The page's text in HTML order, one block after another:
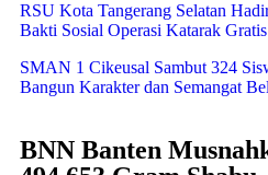
RSU Kota Tangerang Selatan
Bakti Sosial Operasi Katarak Gratis
SMAN 1 Cikeusal Sambut 324
Bangun Karakter dan Semangat
BNN Banten